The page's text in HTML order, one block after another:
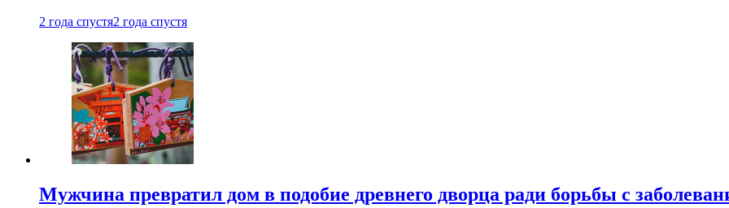
2 года спустя2 года спустя
Мужчина превратил дом в подобие древнего дворца ради борьбы с